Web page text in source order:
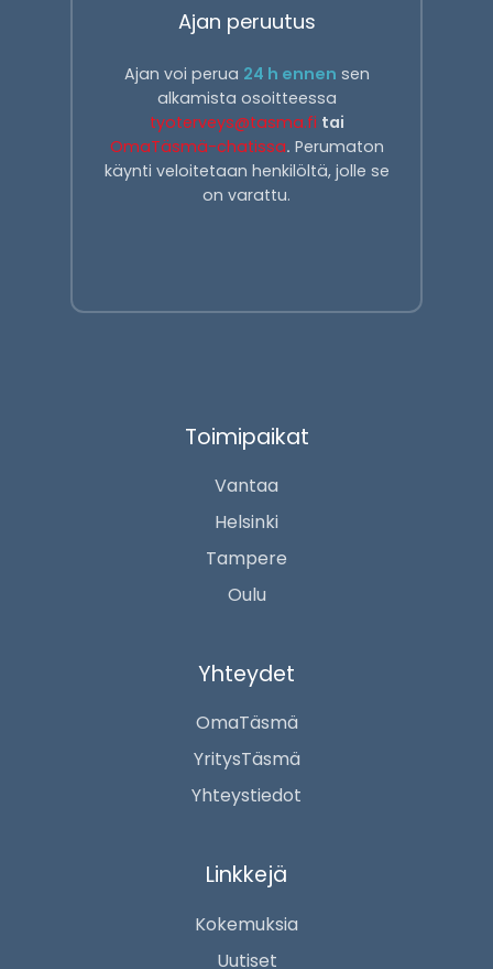
Ajan peruutus
Ajan voi perua 24 h ennen sen
alkamista osoitteessa
tyoterveys@tasma.fi tai
OmaTäsmä-chatissa. Perumaton
käynti veloitetaan henkilöltä, jolle se
on varattu.
Toimipaikat
Vantaa
Helsinki
Tampere
Oulu
Yhteydet
OmaTäsmä
YritysTäsmä
Yhteystiedot
Linkkejä
Kokemuksia
Uutiset